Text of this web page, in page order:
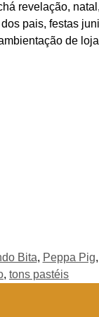
revelação,
pais, festas
de
Bita, Peppa Pig,
, tons pastéis